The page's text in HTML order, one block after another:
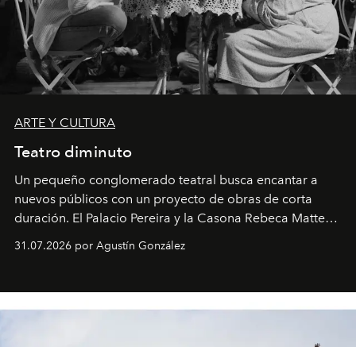
ARTE Y CULTURA
Teatro diminuto
Un pequeño conglomerado teatral busca encantar a
nuevos públicos con un proyecto de obras de corta
duración. El Palacio Pereira y la Casona Rebeca Matte
miniobras. Sus puestas en escena son limpias; ponen el
31.07.2026 por Agustín González